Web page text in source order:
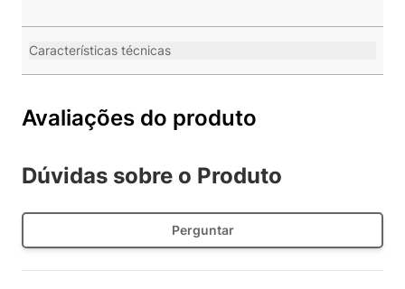
Características técnicas
Avaliações do produto
Dúvidas sobre o Produto
Perguntar